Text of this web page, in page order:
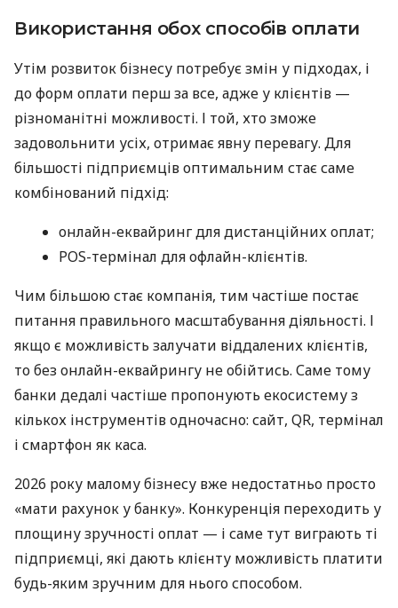
Використання обох способів оплати
Утім розвиток бізнесу потребує змін у підходах, і
до форм оплати перш за все, адже у клієнтів —
різноманітні можливості. І той, хто зможе
задовольнити усіх, отримає явну перевагу. Для
більшості підприємців оптимальним стає саме
комбінований підхід:
онлайн-еквайринг для дистанційних оплат;
POS-термінал для офлайн-клієнтів.
Чим більшою стає компанія, тим частіше постає
питання правильного масштабування діяльності. І
якщо є можливість залучати віддалених клієнтів,
то без онлайн-еквайрингу не обійтись. Саме тому
банки дедалі частіше пропонують екосистему з
кількох інструментів одночасно: сайт, QR, термінал
і смартфон як каса.
2026 року малому бізнесу вже недостатньо просто
«мати рахунок у банку». Конкуренція переходить у
площину зручності оплат — і саме тут виграють ті
підприємці, які дають клієнту можливість платити
будь-яким зручним для нього способом.